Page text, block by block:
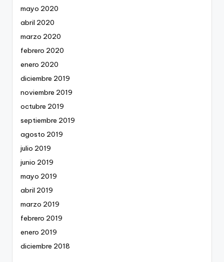
mayo 2020
abril 2020
marzo 2020
febrero 2020
enero 2020
diciembre 2019
noviembre 2019
octubre 2019
septiembre 2019
agosto 2019
julio 2019
junio 2019
mayo 2019
abril 2019
marzo 2019
febrero 2019
enero 2019
diciembre 2018